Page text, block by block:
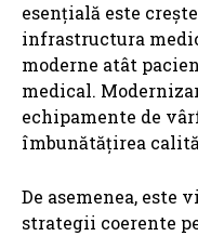
esențială este
infrastructura
moderne atât
medical.
echipamente de
îmbunătățirea
De asemenea, este
strategii coerente